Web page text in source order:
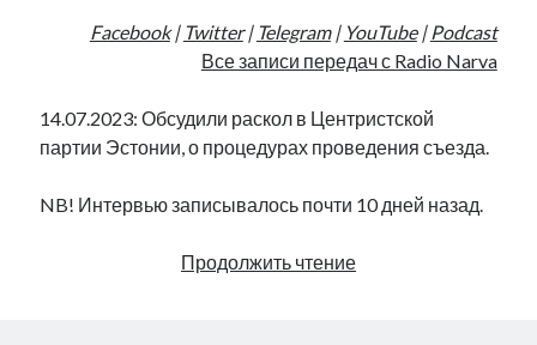
Facebook| Twitter| Telegram| YouTube| Podcast
Все записи передач с Radio Narva
14.07.2023: Обсудили раскол в Центристской
партии Эстонии, о процедурах проведения съезда.
NB! Интервью записывалось почти 10 дней назад.
Продолжить чтениеРаскол